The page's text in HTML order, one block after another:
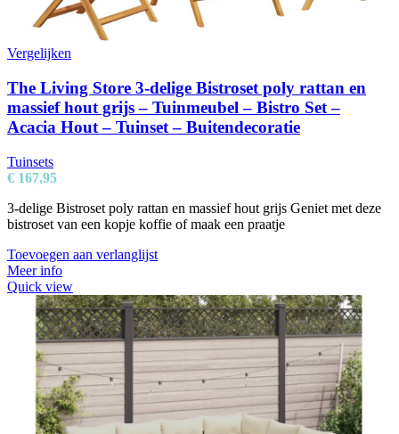
Vergelijken
The Living Store 3-delige Bistroset poly rattan en
massief hout grijs – Tuinmeubel – Bistro Set –
Acacia Hout – Tuinset – Buitendecoratie
Tuinsets
€ 167,95
3-delige Bistroset poly rattan en massief hout grijs Geniet met deze
bistroset van een kopje koffie of maak een praatje
Toevoegen aan verlanglijst
Meer info
Quick view